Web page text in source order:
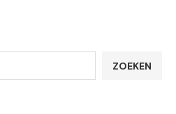
ZOEKEN